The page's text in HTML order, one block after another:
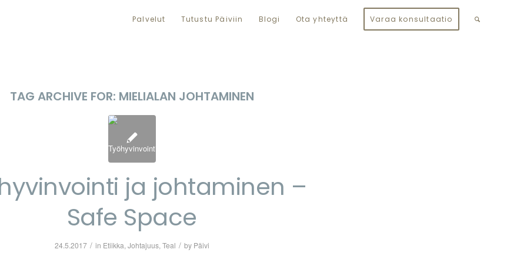
Palvelut Tutustu Päiviin Blogi Ota yhteyttä Varaa konsultaatio
TAG ARCHIVE FOR: MIELIALAN JOHTAMINEN
ja johtaminen –
Safe Space
24.5.2017 / in Etiikka, Johtajuus, Teal / by Päivi